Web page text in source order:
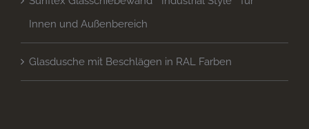
Innen und Außenbereich
Glasdusche mit Beschlägen in RAL Farben